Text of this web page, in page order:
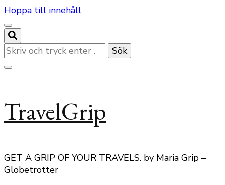
Hoppa till innehåll
Letar
du
efter
TravelGrip
GET A GRIP OF YOUR TRAVELS. by Maria Grip –
Globetrotter